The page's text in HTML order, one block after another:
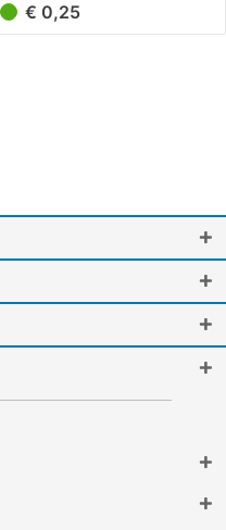
€ 0,25